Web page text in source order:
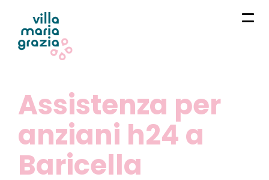
Assistenza per
anziani h24 a
Baricella